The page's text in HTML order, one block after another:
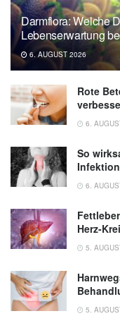
Nimish
MSD
Darmflora: Welche
Lebenserwartung
6. AUGUST 2026
Rote
6.
So
6.
Herz-
5.
5.